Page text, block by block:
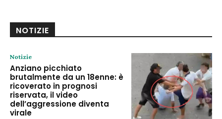
NOTIZIE
Notizie
Anziano picchiato
brutalmente da un 18enne: è
ricoverato in prognosi
riservata, il video
dell’aggressione diventa
virale